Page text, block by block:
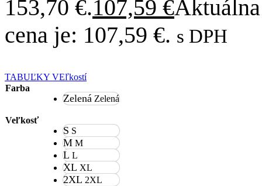
153,70 €.107,59 €Aktuálna
cena je: 107,59 €. s DPH
TABUĽKY VEľkostí
Farba
Zelená Zelená
Veľkosť
S S
M M
L L
XL XL
2XL 2XL